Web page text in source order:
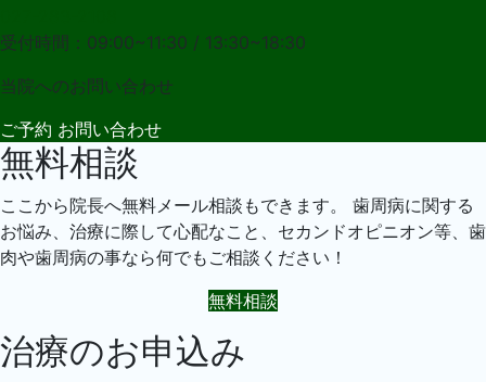
受付時間：09:00~11:30 / 13:30~18:30
当院へのお問い合わせ
ご予約 お問い合わせ
無料相談
ここから院長へ無料メール相談もできます。 歯周病に関する
お悩み、治療に際して心配なこと、セカンドオピニオン等、歯
肉や歯周病の事なら何でもご相談ください！
無料相談
治療のお申込み